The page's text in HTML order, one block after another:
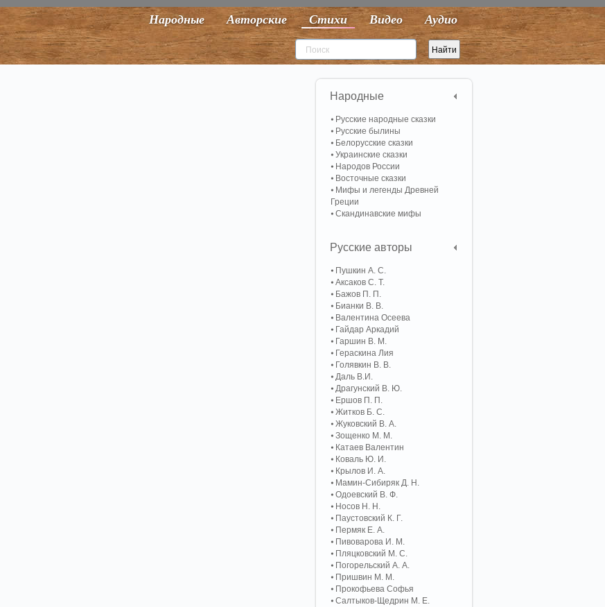
Народные Авторские Стихи Видео Аудио
Народные
Русские народные сказки
Русские былины
Белорусские сказки
Украинские сказки
Народов России
Восточные сказки
Мифы и легенды Древней
Греции
Скандинавские мифы
Русские авторы
Пушкин А. С.
Аксаков С. Т.
Бажов П. П.
Бианки В. В.
Валентина Осеева
Гайдар Аркадий
Гаршин В. М.
Гераскина Лия
Голявкин В. В.
Даль В.И.
Драгунский В. Ю.
Ершов П. П.
Житков Б. С.
Жуковский В. А.
Зощенко М. М.
Катаев Валентин
Коваль Ю. И.
Крылов И. А.
Мамин-Сибиряк Д. Н.
Одоевский В. Ф.
Носов Н. Н.
Паустовский К. Г.
Пермяк Е. А.
Пивоварова И. М.
Пляцковский М. С.
Погорельский А. A.
Пришвин М. М.
Прокофьева Софья
Салтыков-Щедрин М. Е.